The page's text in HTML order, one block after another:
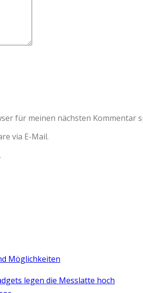
für meinen nächsten Kommentar
via E-Mail.
Möglichkeiten
legen die Messlatte hoch